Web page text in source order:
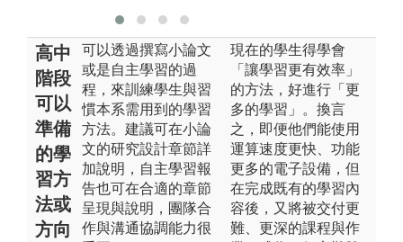
高中
階段
可以
準備
的學
習方
法或
方向
可以透過撰寫小論文
或是自主學習的過
程，來訓練學生與習
慣本系需用到的學習
方法。建議可在小論
文的研究設計章節詳
加說明，自主學習報
告也可在合適的章節
呈現與說明，團隊合
作與溝通協調能力很
現在的學生得學會
「讓學習更有效率」
的方法，好進行「更
多的學習」。換言
之，即便他們能使用
運算速度更快、功能
更多的電子設備，但
在完成既有的學習內
容後，又將被交付更
難、更深的課程與作